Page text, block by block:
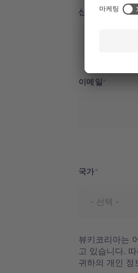
산업분야
이메일
국가
뷰키코리아는
고 있습니다.
귀하의 개인 정